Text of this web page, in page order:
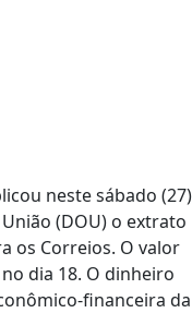
neste sábado (27)
(DOU) o extrato
os Correios. O valor
dia 18. O dinheiro
financeira da